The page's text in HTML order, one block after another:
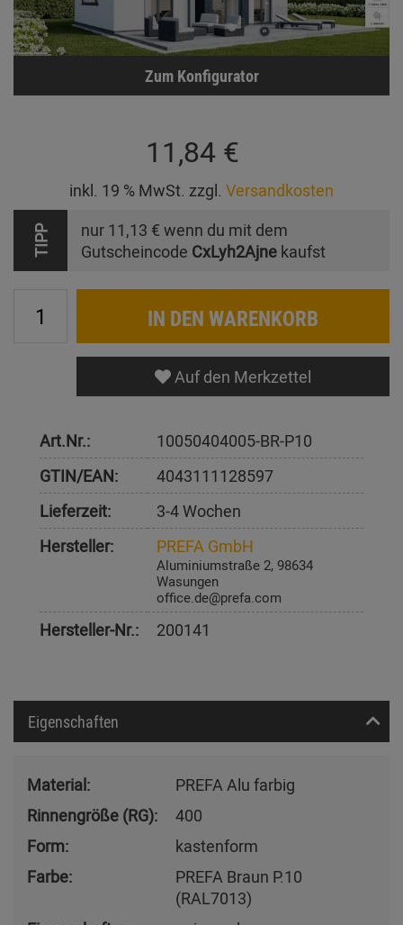
Zum Konfigurator
11,84 €
inkl. 19 % MwSt. zzgl. Versandkosten
TIPP nur 11,13 € wenn du mit dem
Gutscheincode CxLyh2Ajne kaufst
IN DEN WARENKORB
Auf den Merkzettel
Art.Nr.:
10050404005-BR-P10
GTIN/EAN:
4043111128597
Lieferzeit:
3-4 Wochen
Hersteller:
PREFA GmbH
Aluminiumstraße 2, 98634
Wasungen
office.de@prefa.com
Hersteller-Nr.: 200141
Eigenschaften
Material:
PREFA Alu farbig
Rinnengröße (RG):
400
Form:
kastenform
Farbe:
PREFA Braun P.10
(RAL7013)